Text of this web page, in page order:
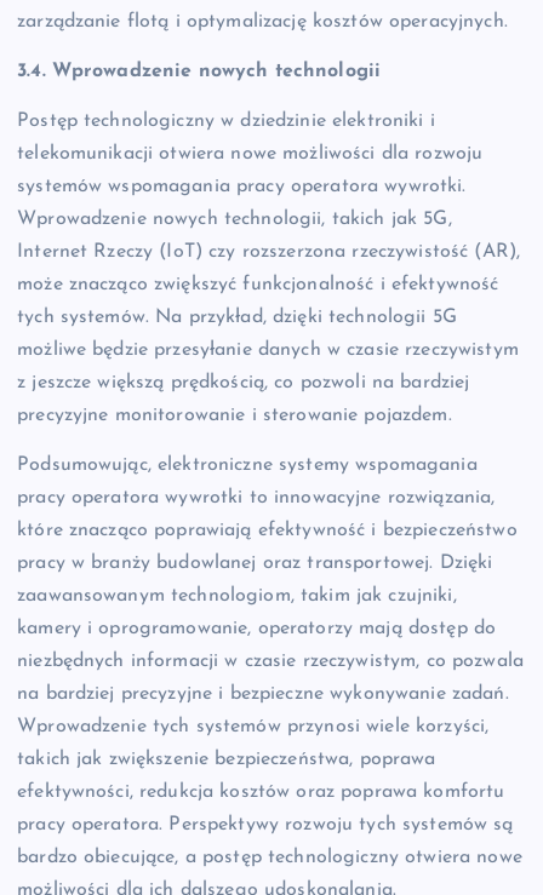
zarządzanie flotą i optymalizację kosztów operacyjnych.
3.4. Wprowadzenie nowych technologii
Postęp technologiczny w dziedzinie elektroniki i
telekomunikacji otwiera nowe możliwości dla rozwoju
systemów wspomagania pracy operatora wywrotki.
Wprowadzenie nowych technologii, takich jak 5G,
Internet Rzeczy (IoT) czy rozszerzona rzeczywistość (AR),
może znacząco zwiększyć funkcjonalność i efektywność
tych systemów. Na przykład, dzięki technologii 5G
możliwe będzie przesyłanie danych w czasie rzeczywistym
z jeszcze większą prędkością, co pozwoli na bardziej
precyzyjne monitorowanie i sterowanie pojazdem.
Podsumowując, elektroniczne systemy wspomagania
pracy operatora wywrotki to innowacyjne rozwiązania,
które znacząco poprawiają efektywność i bezpieczeństwo
pracy w branży budowlanej oraz transportowej. Dzięki
zaawansowanym technologiom, takim jak czujniki,
kamery i oprogramowanie, operatorzy mają dostęp do
niezbędnych informacji w czasie rzeczywistym, co pozwala
na bardziej precyzyjne i bezpieczne wykonywanie zadań.
Wprowadzenie tych systemów przynosi wiele korzyści,
takich jak zwiększenie bezpieczeństwa, poprawa
efektywności, redukcja kosztów oraz poprawa komfortu
pracy operatora. Perspektywy rozwoju tych systemów są
bardzo obiecujące, a postęp technologiczny otwiera nowe
możliwości dla ich dalszego udoskonalania.